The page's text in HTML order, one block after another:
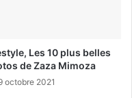
Les 10 plus belles
de Zaza Mimoza
octobre 2021